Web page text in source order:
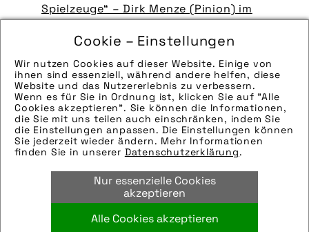
Cookie – Einstellungen
Wir nutzen Cookies auf dieser Website. Einige von
ihnen sind essenziell, während andere helfen, diese
Website und das Nutzererlebnis zu verbessern.
Wenn es für Sie in Ordnung ist, klicken Sie auf "Alle
Cookies akzeptieren". Sie können die Informationen,
die Sie mit uns teilen auch einschränken, indem Sie
die Einstellungen anpassen. Die Einstellungen können
Sie jederzeit wieder ändern. Mehr Informationen
finden Sie in unserer Datenschutzerklärung.
Nur essenzielle Cookies
akzeptieren
Alle Cookies akzeptieren
Spielzeuge“ – Dirk Menze (Pinion) im
Die Transformation der Eurobike – Philipp
Ferger (Fairnamic) im Gespräch
Wie eine Idee den Fahrradmarkt verändern
kann – Elmar Keineke (UT) im Gespräch
„Dreiräder sind raus aus der Nische“ –
Alexander Kraft (HP Velotechnik) im
Gespräch
Inklusion durch Radfahren
Zwischen Klimawandel und
Umsatzwachstum: Radtourismus im Wandel
Fahrradfrühling kurz erklärt
32-Zoll-Bikes: Das sagen die Experten